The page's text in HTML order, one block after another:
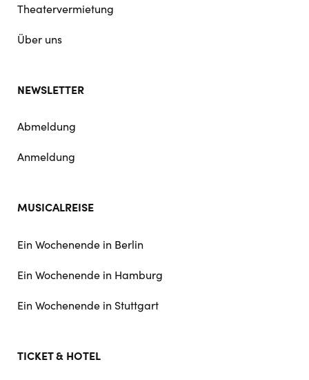
Theatervermietung
Über uns
NEWSLETTER
Abmeldung
Anmeldung
MUSICALREISE
Ein Wochenende in Berlin
Ein Wochenende in Hamburg
Ein Wochenende in Stuttgart
TICKET & HOTEL